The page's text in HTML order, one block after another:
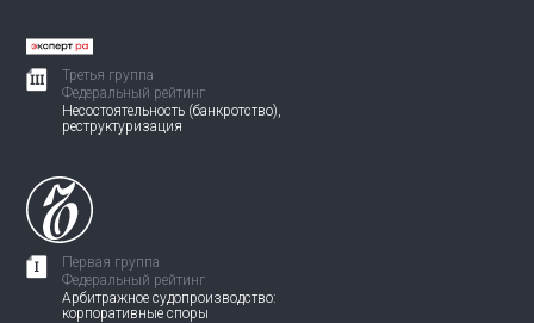
Третья группа
Федеральный рейтинг
Несостоятельность (банкротство),
реструктуризация
Первая группа
Федеральный рейтинг
Арбитражное судопроизводство:
корпоративные споры